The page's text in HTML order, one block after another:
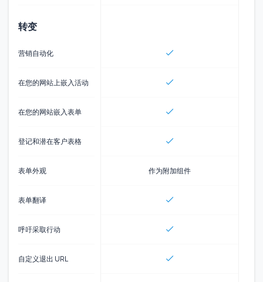
转变
营销自动化
在您的网站上嵌入活动
在您的网站嵌入表单
登记和潜在客户表格
表单外观
表单翻译
呼吁采取行动
自定义退出 URL
作为附加组件